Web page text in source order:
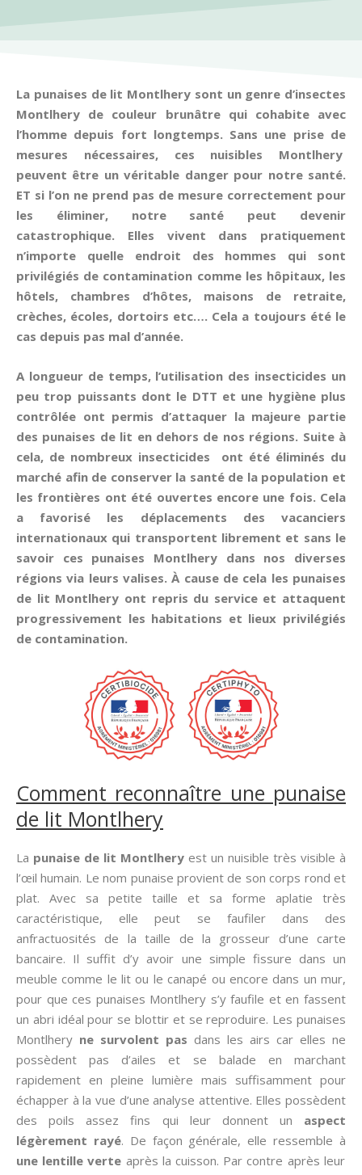
La punaises de lit Montlhery sont un genre d’insectes
Montlhery de couleur brunâtre qui cohabite avec
l’homme depuis fort longtemps. Sans une prise de
mesures nécessaires, ces nuisibles Montlhery
peuvent être un véritable danger pour notre santé.
ET si l’on ne prend pas de mesure correctement pour
les éliminer, notre santé peut devenir
catastrophique. Elles vivent dans pratiquement
n’importe quelle endroit des hommes qui sont
privilégiés de contamination comme les hôpitaux, les
hôtels, chambres d’hôtes, maisons de retraite,
crèches, écoles, dortoirs etc…. Cela a toujours été le
cas depuis pas mal d’année.
A longueur de temps, l’utilisation des insecticides un
peu trop puissants dont le DTT et une hygiène plus
contrôlée ont permis d’attaquer la majeure partie
des punaises de lit en dehors de nos régions. Suite à
cela, de nombreux insecticides ont été éliminés du
marché afin de conserver la santé de la population et
les frontières ont été ouvertes encore une fois. Cela
a favorisé les déplacements des vacanciers
internationaux qui transportent librement et sans le
savoir ces punaises Montlhery dans nos diverses
régions via leurs valises. À cause de cela les punaises
de lit Montlhery ont repris du service et attaquent
progressivement les habitations et lieux privilégiés
de contamination.
Comment reconnaître une punaise
de lit Montlhery
La punaise de lit Montlhery est un nuisible très visible à
l’œil humain. Le nom punaise provient de son corps rond et
plat. Avec sa petite taille et sa forme aplatie très
caractéristique, elle peut se faufiler dans des
anfractuosités de la taille de la grosseur d’une carte
bancaire. Il suffit d’y avoir une simple fissure dans un
meuble comme le lit ou le canapé ou encore dans un mur,
pour que ces punaises Montlhery s’y faufile et en fassent
un abri idéal pour se blottir et se reproduire. Les punaises
Montlhery ne survolent pas dans les airs car elles ne
possèdent pas d’ailes et se balade en marchant
rapidement en pleine lumière mais suffisamment pour
échapper à la vue d’une analyse attentive. Elles possèdent
des poils assez fins qui leur donnent un aspect
légèrement rayé. De façon générale, elle ressemble à
une lentille verte après la cuisson. Par contre après leur